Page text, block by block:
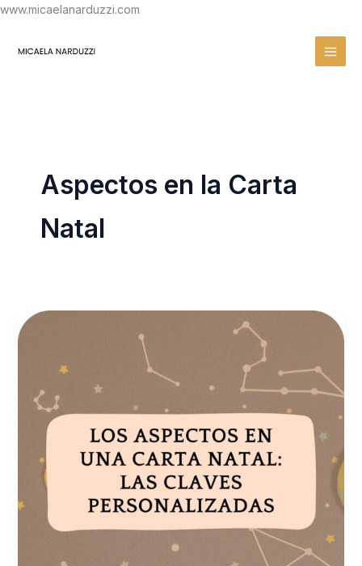
www.micaelanarduzzi.com
Aspectos en la Carta
Natal